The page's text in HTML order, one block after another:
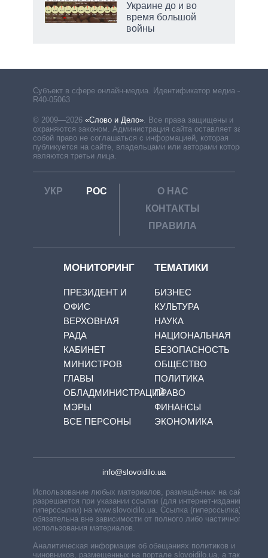
Украине до и во
время большой
войны
Субъект в сфере онлайн-медиа. Идентификатор медиа –
R40-05063
© 2009—2026 «Слово и Дело»
Все права защищены и
охраняются законом. Администрация сайта оставляет за
собой право не соглашаться с информацией, которая
публикуется на сайте, владельцами или авторами которой
являются третьи лица.
УКР РОС
О НАС
КОНТАКТЫ
ПРАВИЛА
МОНИТОРИНГ
ПРЕЗИДЕНТ И
ОФИС
ВЕРХОВНАЯ
РАДА
КАБИНЕТ
МИНИСТРОВ
ГЛАВЫ
ОБЛАДМИНИСТРАЦИЙ
МЭРЫ
ВСЕ ПЕРСОНЫ
ТЕМАТИКИ
БИЗНЕС
КУЛЬТУРА
НАУКА
НАЦИОНАЛЬНАЯ
БЕЗОПАСНОСТЬ
ОБЩЕСТВО
ПОЛИТИКА
ПРАВО
ФИНАНСЫ
ЭКОНОМИКА
info@slovoidilo.ua
Использование любых материалов, размещённых на сайте,
разрешается при указании ссылки (для интернет-изданий —
гиперссылки) на www.slovoidilo.ua. Ссылка (гиперссылка)
обязательна вне зависимости от полного либо частичного
использования материалов.
Аналитическая информация об обещаниях политиков и
чиновников, размещенных на портале slovoidilo.ua, а также